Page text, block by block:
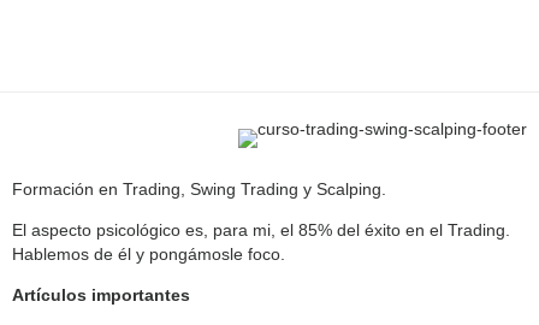
Formación en Trading, Swing Trading y Scalping.
El aspecto psicológico es, para mi, el 85% del éxito en el Trading.
Hablemos de él y pongámosle foco.
Artículos importantes